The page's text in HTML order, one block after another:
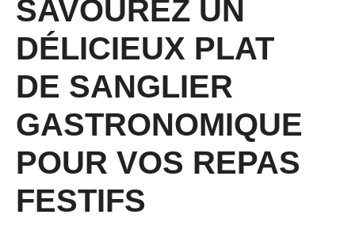
SAVOUREZ UN
DÉLICIEUX PLAT
DE SANGLIER
GASTRONOMIQUE
POUR VOS REPAS
FESTIFS